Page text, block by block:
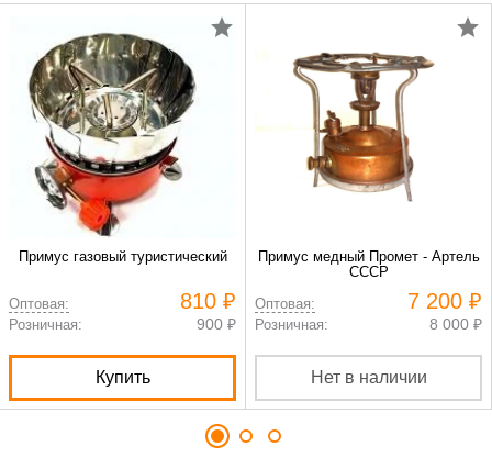
Примус газовый туристический
Оптовая: 810 ₽
Розничная: 900 ₽
Купить
Примус медный Промет - Артель
СССР
Оптовая:
7 200 ₽
Розничная: 8 000 ₽
Нет в наличии